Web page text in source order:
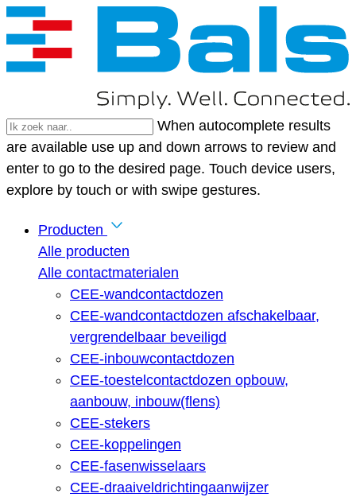
When autocomplete results
are available use up and down arrows to review and
enter to go to the desired page. Touch device users,
explore by touch or with swipe gestures.
Producten
Alle producten
Alle contactmaterialen
CEE-wandcontactdozen
CEE-wandcontactdozen afschakelbaar,
vergrendelbaar beveiligd
CEE-inbouwcontactdozen
CEE-toestelcontactdozen opbouw,
aanbouw, inbouw(flens)
CEE-stekers
CEE-koppelingen
CEE-fasenwisselaars
CEE-draaiveldrichtingaanwijzer